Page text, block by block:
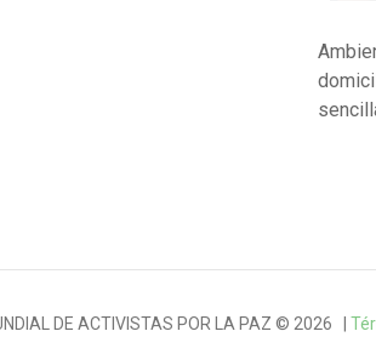
DE ACTIVISTAS POR LA PAZ © 2026 |